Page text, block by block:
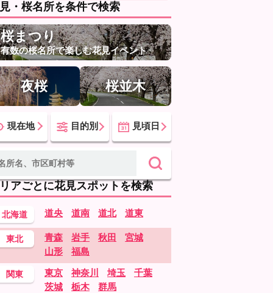
・桜名所を条件で検索
桜まつり
有数の桜名所で楽しむ花見イベント
夜桜 桜並木
現在地 目的別 見頃日
アごとに花見スポットを検索
北海道 道央 道南 道北 道東
東北 青森 岩手 秋田
宮城
山形
福島
関東 東京 神奈川 埼玉
千葉
茨城
栃木 群馬